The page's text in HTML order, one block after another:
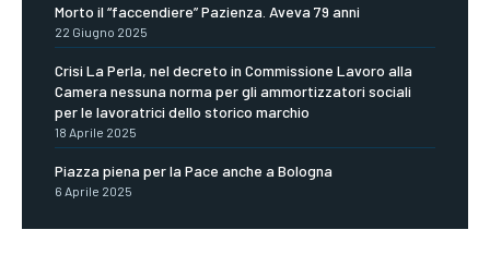
Morto il “faccendiere” Pazienza. Aveva 79 anni
22 Giugno 2025
Crisi La Perla, nel decreto in Commissione Lavoro alla
Camera nessuna norma per gli ammortizzatori sociali
per le lavoratrici dello storico marchio
18 Aprile 2025
Piazza piena per la Pace anche a Bologna
6 Aprile 2025